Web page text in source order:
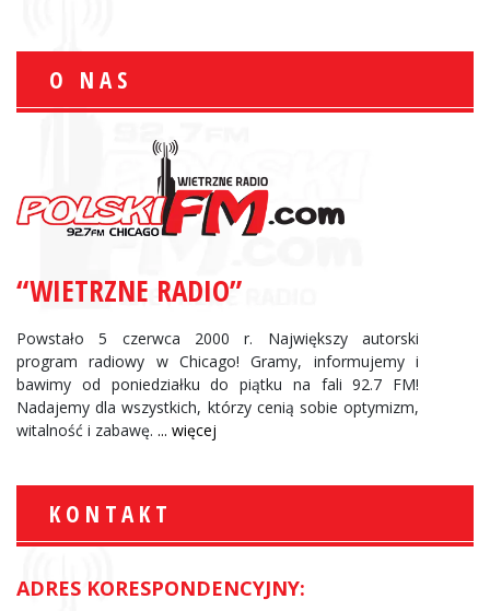
O NAS
“WIETRZNE RADIO”
Powstało 5 czerwca 2000 r. Największy autorski
program radiowy w Chicago! Gramy, informujemy i
bawimy od poniedziałku do piątku na fali 92.7 FM!
Nadajemy dla wszystkich, którzy cenią sobie optymizm,
witalność i zabawę. ... więcej
KONTAKT
ADRES KORESPONDENCYJNY: